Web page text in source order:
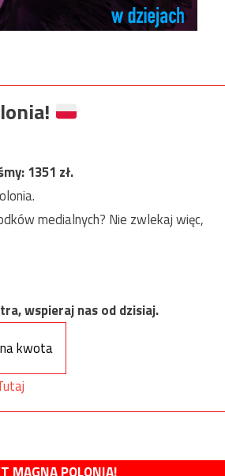
1351 zł.
medialnych? Nie zwlekaj więc,
wspieraj nas od dzisiaj.
kwota